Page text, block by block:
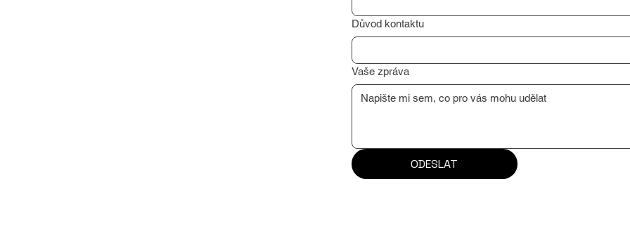
Důvod kontaktu
Vaše zpráva
ODESLAT